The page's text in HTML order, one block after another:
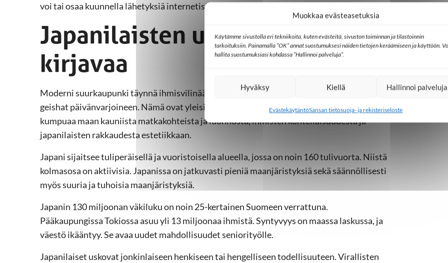
Muokkaa evästeasetuksia
Käytämme sivustolla eri tekniikoita, kuten evästeitä, sivuston toiminnan ja tilastoinnin
tarkoituksiin. Painamalla ”OK” annat suostumuksesi näiden tietojen keräämiseen ja käyttöön.
hallita suostumuksiasi kohdassa ”Hallinnoi palveluja”.
Hyväksy Kiellä Hallinnoi palveluja
EvästekäytäntöSansan tietosuoja- ja rekisteriseloste
voi tai osaa kuunnella lähetyksiä internetistä.
Japanilaisten uskonnollisuus on
kirjavaa
Moderni suurkaupunki täynnä ihmisvilinää, kukkivat kirsikkapuut ja kadulla tepastelevat
geishat päivänvarjoineen. Nämä ovat yleisiä mielikuvia Japanista. Saarivaltion viehätys
kumpuaa maan kauniista matkakohteista ja luonnosta, ihmisten kohteliaisuudesta ja
japanilaisten rakkaudesta estetiikkaan.
Japani sijaitsee tuliperäisellä ja vuoristoisella alueella, jossa on noin 160 tulivuorta. Niistä
kolmasosa on aktiivisia. Japanissa on jatkuvasti pieniä maanjäristyksiä sekä säännöllisesti
myös suuria ja tuhoisia maanjäristyksiä.
Japanin 130 miljoonan väkiluku on noin 25-kertainen Suomeen verrattuna.
Pääkaupungissa Tokiossa asuu yli 13 miljoonaa ihmistä. Syntyvyys on maassa laskussa, ja
väestö ikääntyy. Se avaa uudet mahdollisuudet seniorityölle.
Japanilaiset uskovat jonkinlaiseen henkiseen tai hengelliseen todellisuuteen. Virallisten